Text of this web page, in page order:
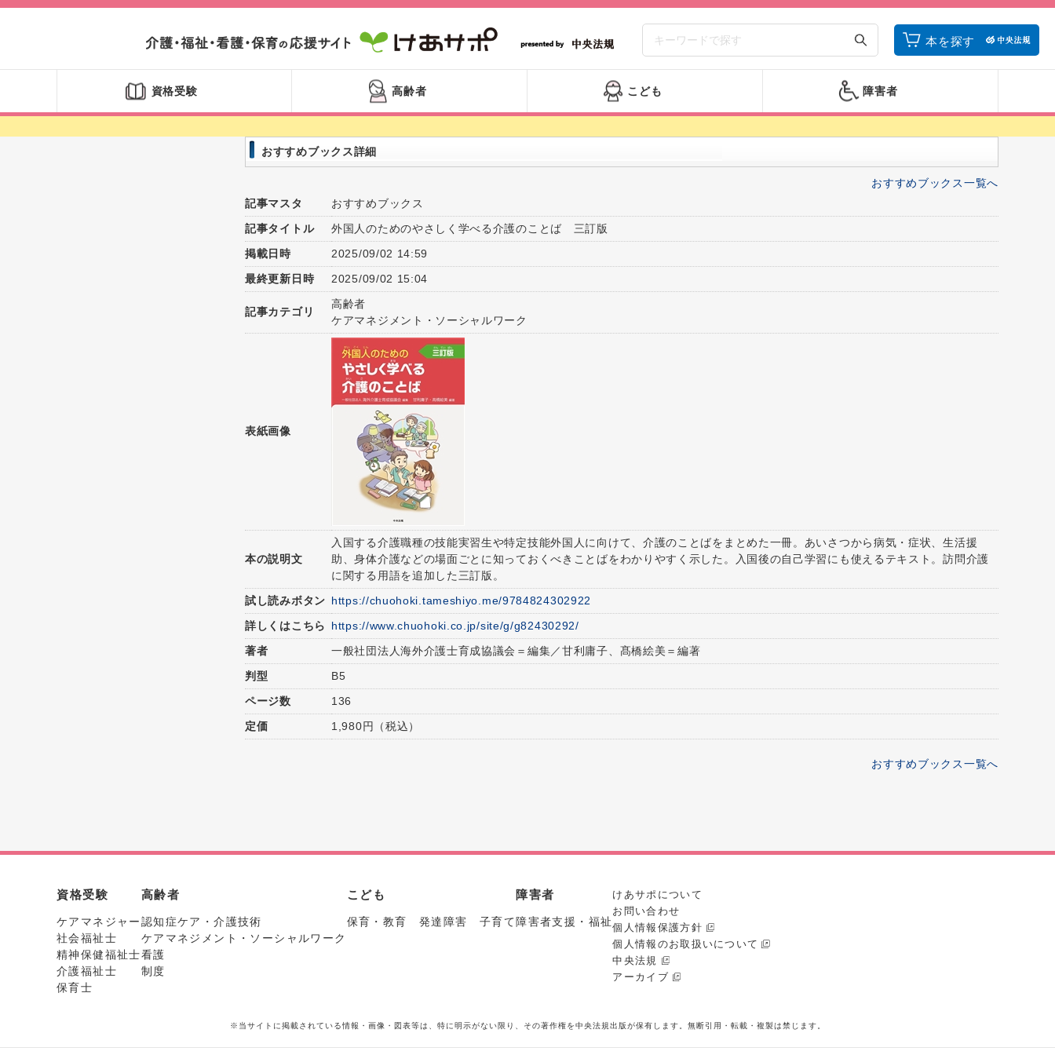
本を探す
資格受験 高齢者 こども 障害者
おすすめブックス詳細
おすすめブックス一覧へ
記事マスタ
おすすめブックス
記事タイトル
外国人のためのやさしく学べる介護のことば 三訂版
掲載日時
2025/09/02 14:59
最終更新日時
2025/09/02 15:04
記事カテゴリ
高齢者
ケアマネジメント・ソーシャルワーク
表紙画像
本の説明文
入国する介護職種の技能実習生や特定技能外国人に向けて、介護のことばをまとめた一冊。あいさつから病気・症状、生活援
助、身体介護などの場面ごとに知っておくべきことばをわかりやすく示した。入国後の自己学習にも使えるテキスト。訪問介護
に関する用語を追加した三訂版。
試し読みボタン https://chuohoki.tameshiyo.me/9784824302922
詳しくはこちら
https://www.chuohoki.co.jp/site/g/g82430292/
著者
一般社団法人海外介護士育成協議会＝編集／甘利庸子、髙橋絵美＝編著
判型
B5
ページ数
136
定価
1,980円（税込）
おすすめブックス一覧へ
資格受験
ケアマネジャー
社会福祉士
精神保健福祉士
介護福祉士
保育士
高齢者
認知症ケア・介護技術
ケアマネジメント・ソーシャルワーク
看護
制度
こども
保育・教育 発達障害 子育て
障害者
障害者支援・福祉
けあサポについて
お問い合わせ
個人情報保護方針
個人情報のお取扱いについて
中央法規
アーカイブ
※当サイトに掲載されている情報・画像・図表等は、特に明示がない限り、その著作権を中央法規出版が保有します。無断引用・転載・複製は禁じます。